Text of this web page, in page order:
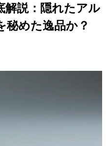
解説：隠れたアル
秘めた逸品か？